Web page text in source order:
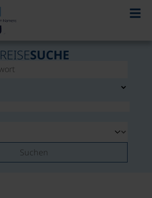
REISESUCHE
Suchen